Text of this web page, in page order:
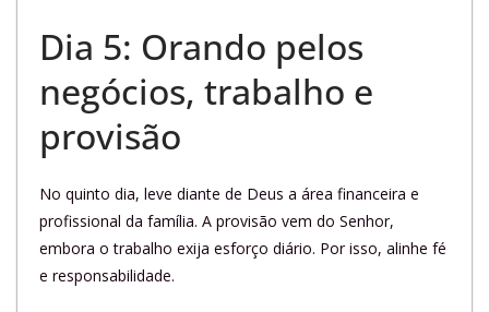
Dia 5: Orando pelos
negócios, trabalho e
provisão
No quinto dia, leve diante de Deus a área financeira e
profissional da família. A provisão vem do Senhor,
embora o trabalho exija esforço diário. Por isso, alinhe fé
e responsabilidade.